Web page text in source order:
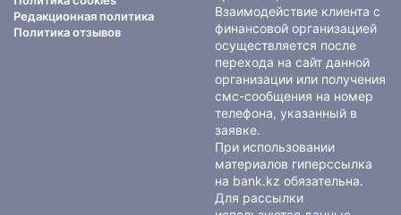
Редакционная политика
Политика отзывов
Взаимодействие клиента с
финансовой организацией
осуществляется после
перехода на сайт данной
организации или получения
смс-сообщения на номер
телефона, указанный в
заявке.
При использовании
материалов гиперссылка
на bank.kz обязательна.
Для рассылки